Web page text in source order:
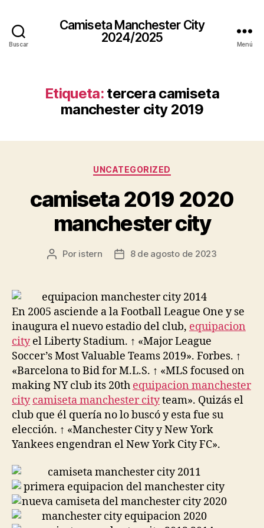
Buscar
Camiseta Manchester City
2024/2025
Menú
Etiqueta: tercera camiseta
manchester city 2019
Categorías
UNCATEGORIZED
camiseta 2019 2020
manchester city
Autor
entrada
Por istern
Fecha
entrada
8 de agosto de 2023
En 2005 asciende a la Football League One y se
inaugura el nuevo estadio del club, equipacion
cityel Liberty Stadium. ↑ «Major League
Soccer’s Most Valuable Teams 2019». Forbes. ↑
«Barcelona to Bid for M.L.S. ↑ «MLS focused on
making NY club its 20th equipacion manchester
city camiseta manchester cityteam». Quizás el
club que él quería no lo buscó y esta fue su
elección. ↑ «Manchester City y New York
Yankees engendran el New York City FC».